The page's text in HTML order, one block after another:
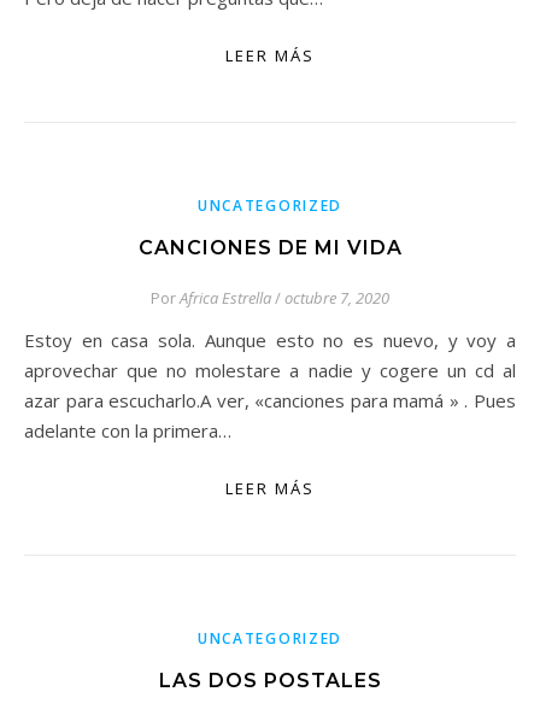
LEER MÁS
UNCATEGORIZED
CANCIONES DE MI VIDA
PorAfrica Estrella/octubre 7, 2020
Estoy en casa sola. Aunque esto no es nuevo, y voy a
aprovechar que no molestare a nadie y cogere un cd al
azar para escucharlo.A ver, «canciones para mamá » . Pues
adelante con la primera…
LEER MÁS
UNCATEGORIZED
LAS DOS POSTALES